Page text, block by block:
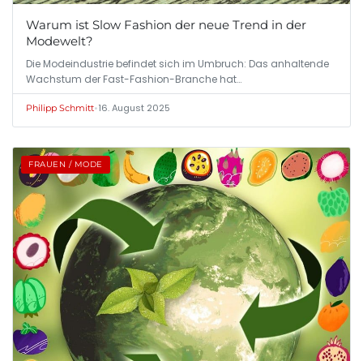
Warum ist Slow Fashion der neue Trend in der
Modewelt?
Die Modeindustrie befindet sich im Umbruch: Das anhaltende
Wachstum der Fast-Fashion-Branche hat…
Philipp Schmitt•16. August 2025
FRAUEN / MODE